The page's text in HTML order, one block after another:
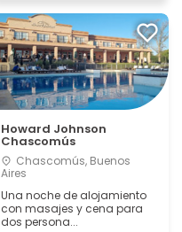
Howard Johnson
Chascomús
Chascomús, Buenos
Aires
Una noche de alojamiento
con masajes y cena para
dos persona...